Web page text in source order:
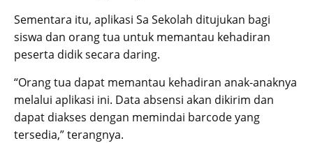
Sementara itu, aplikasi Sa Sekolah ditujukan bagi
siswa dan orang tua untuk memantau kehadiran
peserta didik secara daring.
“Orang tua dapat memantau kehadiran anak-anaknya
melalui aplikasi ini. Data absensi akan dikirim dan
dapat diakses dengan memindai barcode yang
tersedia,” terangnya.